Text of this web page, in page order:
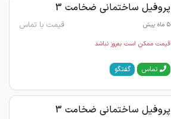
پروفیل ساختمانی ضخامت 3
5 ماه پیش قیمت با تماس
قیمت ممکن است به‌روز نباشد
تماس گفتگو
پروفیل ساختمانی ضخامت 3